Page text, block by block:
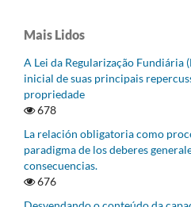
Mais Lidos
A Lei da Regularização Fundiária
inicial de suas principais
propriedade
678
La relación obligatoria como
paradigma de los deberes
consecuencias.
676